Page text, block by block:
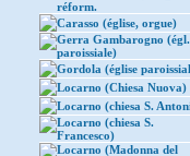
réform.
Carasso (église, orgue)
Gerra Gambarogno (égl.
paroissiale)
Gordola (église
Locarno (Chiesa Nuova)
Locarno (chiesa S.
Locarno (chiesa S.
Francesco)
Locarno (Madonna del